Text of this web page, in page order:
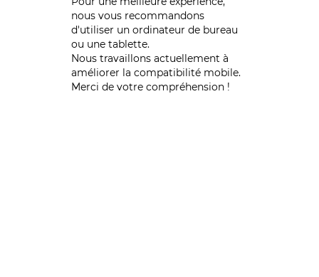
nous vous recommandons
d'utiliser un ordinateur de bureau
ou une tablette.
Nous travaillons actuellement à
améliorer la compatibilité mobile.
Merci de votre compréhension !